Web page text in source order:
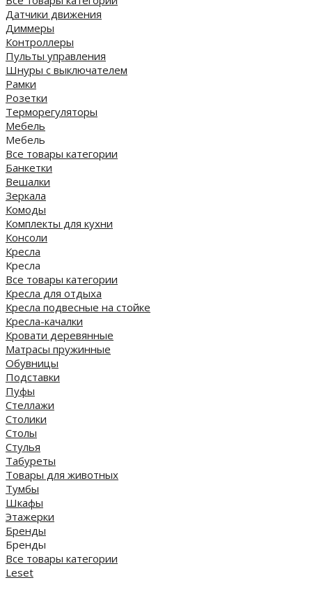
Датчики движения
Диммеры
Контроллеры
Пульты управления
Шнуры с выключателем
Рамки
Розетки
Терморегуляторы
Мебель
Мебель
Все товары категории
Банкетки
Вешалки
Зеркала
Комоды
Комплекты для кухни
Консоли
Кресла
Кресла
Все товары категории
Кресла для отдыха
Кресла подвесные на стойке
Кресла-качалки
Кровати деревянные
Матрасы пружинные
Обувницы
Подставки
Пуфы
Стеллажи
Столики
Столы
Стулья
Табуреты
Товары для животных
Тумбы
Шкафы
Этажерки
Бренды
Бренды
Все товары категории
Leset